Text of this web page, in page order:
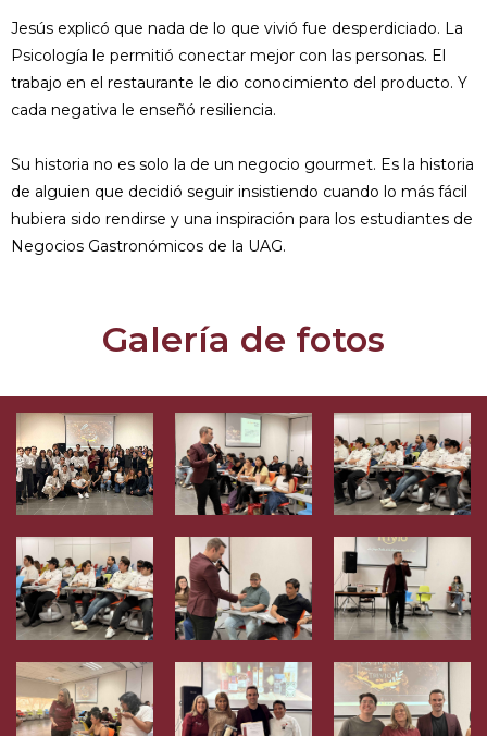
Jesús explicó que nada de lo que vivió fue desperdiciado. La
Psicología le permitió conectar mejor con las personas. El
trabajo en el restaurante le dio conocimiento del producto. Y
cada negativa le enseñó resiliencia.
Su historia no es solo la de un negocio gourmet. Es la historia
de alguien que decidió seguir insistiendo cuando lo más fácil
hubiera sido rendirse y una inspiración para los estudiantes de
Negocios Gastronómicos de la UAG.
Galería de fotos